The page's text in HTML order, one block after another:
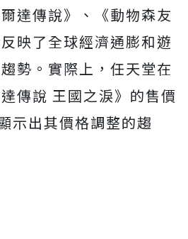
達傳說》、《動物森友
映了全球經濟通膨和遊
勢。實際上，任天堂在
傳說 王國之淚》的售價
示出其價格調整的趨